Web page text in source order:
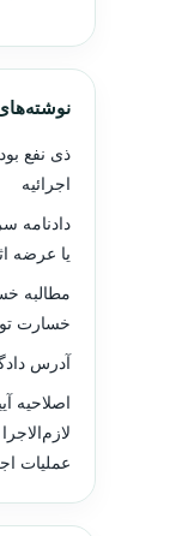
ذی نفع
اجرائیه
یا عرضه
مطالبه
خسارت
آدرس
اصلاحیه
عملیات